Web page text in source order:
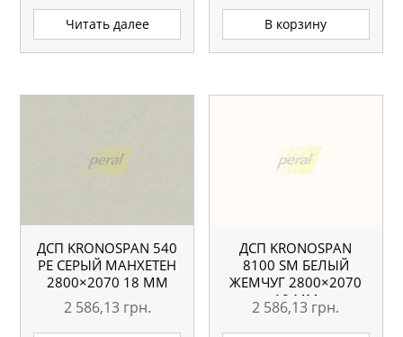
Читать далее В корзину
ДСП KRONOSPAN 540
РЕ СЕРЫЙ МАНХЕТЕН
2800×2070 18 ММ
2 586,13 грн.
ДСП KRONOSPAN
8100 SM БЕЛЫЙ
ЖЕМЧУГ 2800×2070
18 ММ
2 586,13 грн.